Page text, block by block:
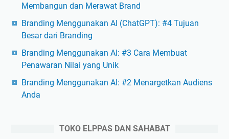
Membangun dan Merawat Brand
Branding Menggunakan AI (ChatGPT): #4 Tujuan
Besar dari Branding
Branding Menggunakan AI: #3 Cara Membuat
Penawaran Nilai yang Unik
Branding Menggunakan AI: #2 Menargetkan Audiens
Anda
TOKO ELPPAS DAN SAHABAT